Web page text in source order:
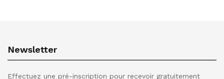
Newsletter
Effectuez une pré-inscription pour recevoir gratuitement